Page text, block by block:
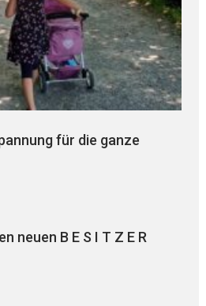
für die ganze
neuen B E S I T Z E R